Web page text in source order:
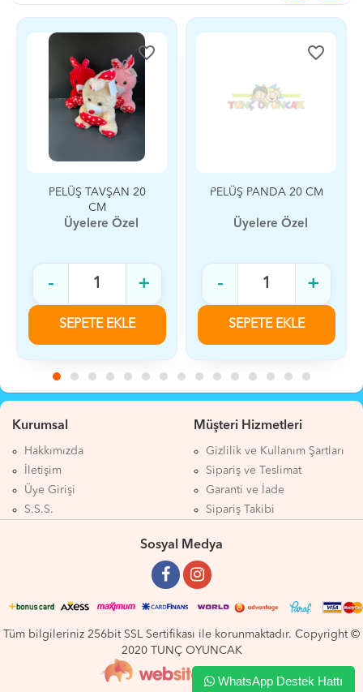
favorite_border
PELÜŞ TAVŞAN 20
CM
Üyelere Özel
- +
SEPETE EKLE
favorite_border
PELÜŞ PANDA 20 CM
Üyelere Özel
- +
SEPETE EKLE
Kurumsal
Hakkımızda
İletişim
Üye Girişi
S.S.S.
Müşteri Hizmetleri
Gizlilik ve Kullanım Şartları
Sipariş ve Teslimat
Garanti ve İade
Sipariş Takibi
Sosyal Medya
Tüm bilgileriniz 256bit SSL Sertifikası ile korunmaktadır. Copyright ©
2020 TUNÇ OYUNCAK
WhatsApp Destek Hattı